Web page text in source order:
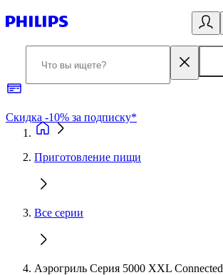
Скидка -10% за подписку*
Приготовление пищи
Все серии
Аэрогриль Серия 5000 XXL Connected